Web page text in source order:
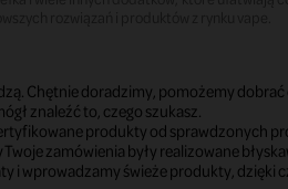
Chętnie doradzimy, pomożemy
znaleźć to, czego szukasz.
produkty od sprawdzonych
Twoje zamówienia były realizowane
i wprowadzamy świeże produkty, dzięki